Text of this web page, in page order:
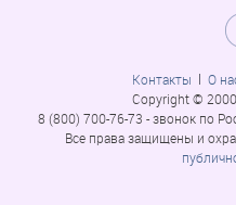
Контакты О
Copyright ©
8 (800) 700-76-73 - звонок по
Все права защищены и